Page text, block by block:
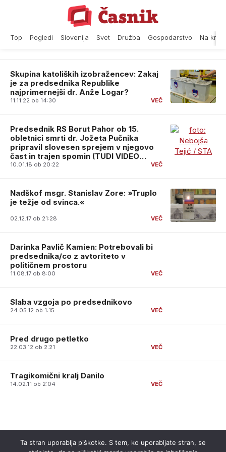
Top Pogledi Slovenija Svet Družba Gospodarstvo Na
Skupina katoliških izobražencev: Zakaj
je za predsednika Republike
najprimernejši dr. Anže Logar?
11.11.22 ob 14:30
Predsednik RS Borut Pahor ob 15.
obletnici smrti dr. Jožeta Pučnika
pripravil slovesen sprejem v njegovo
čast in trajen spomin (TUDI VIDEO
POSNETEK)
10.01.18 ob 20:22
Nadškof msgr. Stanislav Zore: »Truplo
je težje od svinca.«
02.12.17 ob 21:28
Darinka Pavlič Kamien: Potrebovali bi
predsednika/co z avtoriteto v
političnem prostoru
11.08.17 ob 8:00
Slaba vzgoja po predsednikovo
24.05.12 ob 1:15
Pred drugo petletko
22.03.12 ob 2:21
Tragikomični kralj Danilo
14.02.11 ob 2:04
Ta stran uporablja piškotke. S tem, ko uporabljate stran, se